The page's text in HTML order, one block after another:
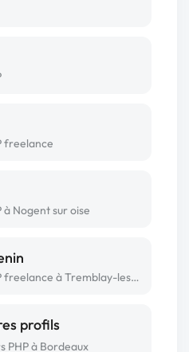
freelance
à Nogent sur oise
Développeur PHP freelance à Tremblay-les-villages
profils
PHP à Bordeaux